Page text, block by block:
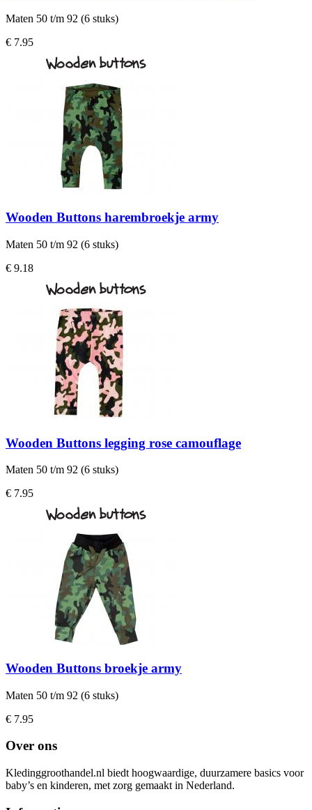
Maten 50 t/m 92 (6 stuks)
€ 7.95
Wooden Buttons harembroekje army
Maten 50 t/m 92 (6 stuks)
€ 9.18
Wooden Buttons legging rose camouflage
Maten 50 t/m 92 (6 stuks)
€ 7.95
Wooden Buttons broekje army
Maten 50 t/m 92 (6 stuks)
€ 7.95
Over ons
Kledinggroothandel.nl biedt hoogwaardige, duurzamere basics voor
baby’s en kinderen, met zorg gemaakt in Nederland.